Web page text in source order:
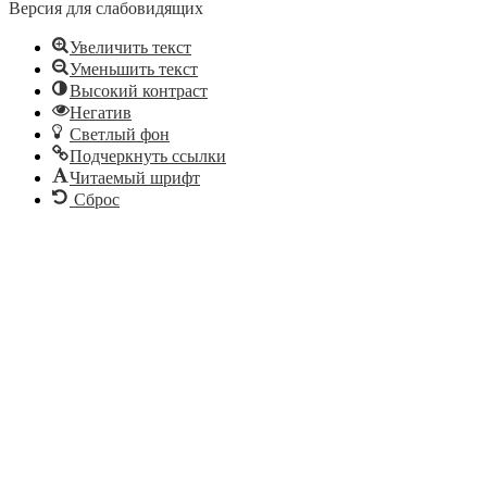
Версия для слабовидящих
Увеличить текст
Уменьшить текст
Высокий контраст
Негатив
Светлый фон
Подчеркнуть ссылки
Читаемый шрифт
Сброс